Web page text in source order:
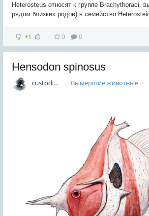
Heterosteus относят к группе Brachythoraci,
рядом близких родов) в семейство
+1 0 0
Hensodon spinosus
custodian Вымершие животные